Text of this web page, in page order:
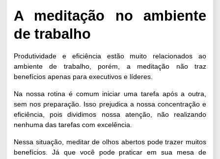
A meditação no ambiente
de trabalho
Produtividade e eficiência estão muito relacionados ao
ambiente de trabalho, porém, a meditação não traz
benefícios apenas para executivos e líderes.
Na nossa rotina é comum iniciar uma tarefa após a outra,
sem nos preparação. Isso prejudica a nossa concentração e
eficiência, pois dividimos nossa atenção, não realizando
nenhuma das tarefas com excelência.
Nessa situação, meditar de olhos abertos pode trazer muitos
benefícios. Já que você pode praticar em sua mesa de